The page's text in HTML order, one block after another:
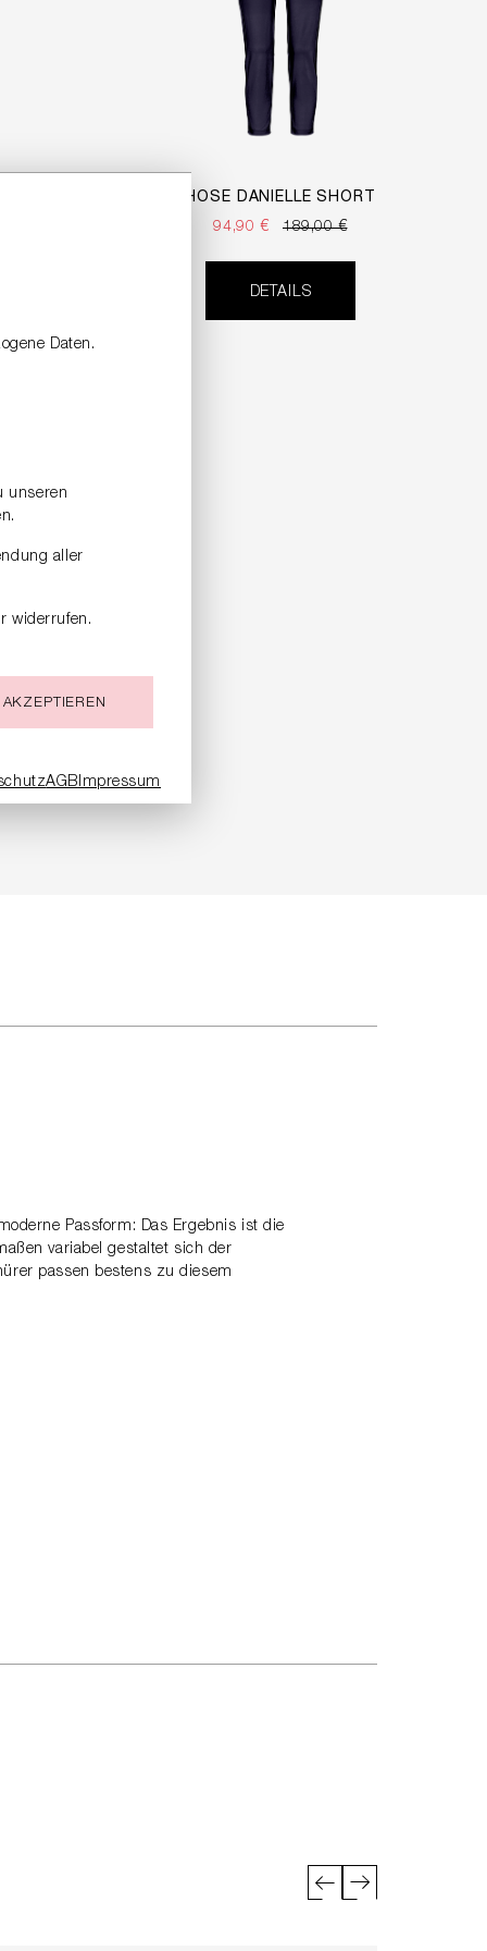
HOSE DANIELLE SHORT
94,90 €
189,00 €
DETAILS
Passform: Das Ergebnis ist die
variabel gestaltet sich der
passen bestens zu diesem
Daten.
unseren
aller
widerrufen.
AGBImpressum